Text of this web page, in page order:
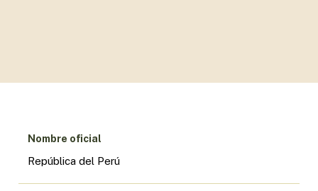
Nombre oficial
República del Perú